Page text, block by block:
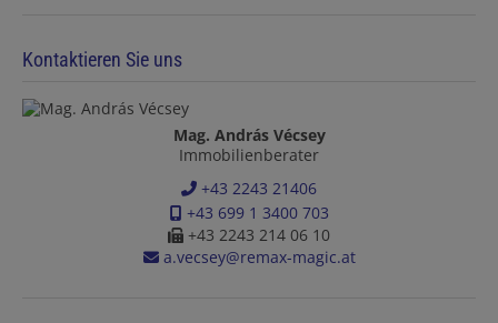
Kontaktieren Sie uns
Mag. András Vécsey
Immobilienberater
+43 2243 21406
+43 699 1 3400 703
+43 2243 214 06 10
a.vecsey@remax-magic.at